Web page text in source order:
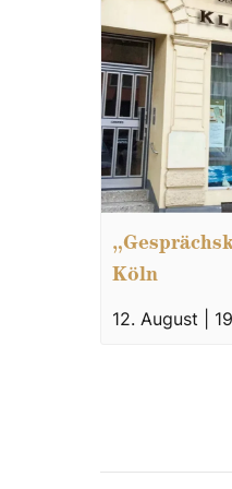
Köln
12. August |